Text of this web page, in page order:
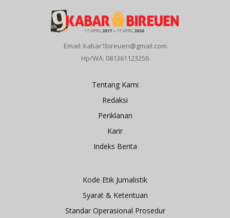
Email: kabar1bireuen@gmail.com
Hp/WA: 081361123256
Tentang Kami
Redaksi
Periklanan
Karir
Indeks Berita
Kode Etik Jurnalistik
Syarat & Ketentuan
Standar Operasional Prosedur